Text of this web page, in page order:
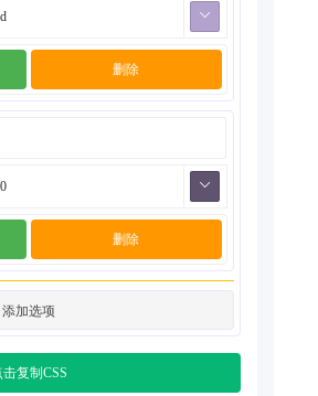
删除
删除
添加选项
击复制CSS